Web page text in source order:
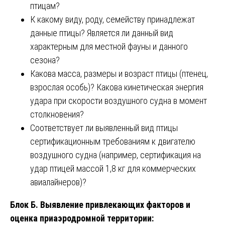
птицам?
К какому виду, роду, семейству принадлежат
данные птицы? Является ли данный вид
характерным для местной фауны и данного
сезона?
Какова масса, размеры и возраст птицы (птенец,
взрослая особь)? Какова кинетическая энергия
удара при скорости воздушного судна в момент
столкновения?
Соответствует ли выявленный вид птицы
сертификационным требованиям к двигателю
воздушного судна (например, сертификация на
удар птицей массой 1,8 кг для коммерческих
авиалайнеров)?
Блок Б. Выявление привлекающих факторов и
оценка приаэродромной территории: